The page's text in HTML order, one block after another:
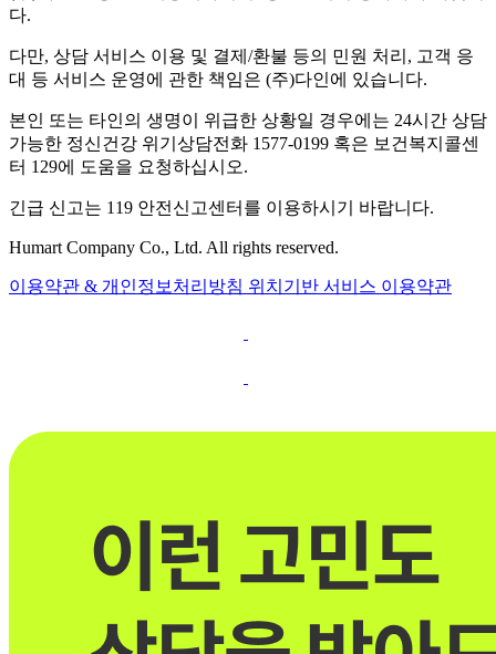
다.
다만, 상담 서비스 이용 및 결제/환불 등의 민원 처리, 고객 응
대 등 서비스 운영에 관한 책임은 (주)다인에 있습니다.
본인 또는 타인의 생명이 위급한 상황일 경우에는 24시간 상담
가능한 정신건강 위기상담전화 1577-0199 혹은 보건복지콜센
터 129에 도움을 요청하십시오.
긴급 신고는 119 안전신고센터를 이용하시기 바랍니다.
Humart Company Co., Ltd. All rights reserved.
이용약관 & 개인정보처리방침 위치기반 서비스 이용약관